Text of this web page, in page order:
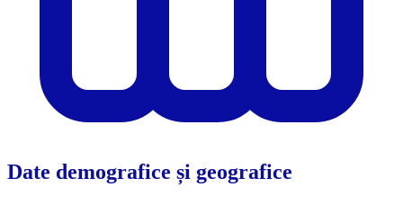
Date demografice și geografice